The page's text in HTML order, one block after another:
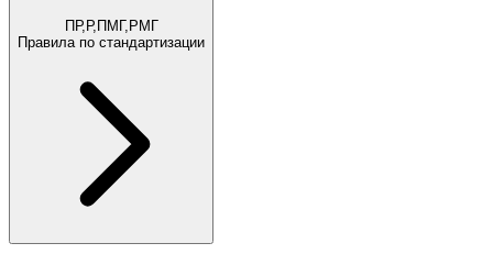
ПР,Р,ПМГ,РМГ
Правила по стандартизации